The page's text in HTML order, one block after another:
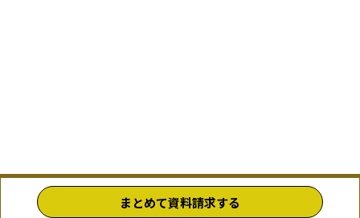
まとめて資料請求する